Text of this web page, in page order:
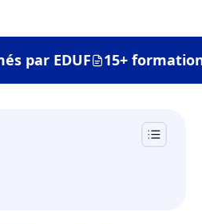
par EDUF 15+